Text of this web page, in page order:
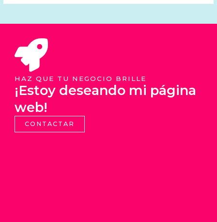
HAZ QUE TU NEGOCIO BRILLE
¡Estoy deseando mi página
web!
CONTACTAR